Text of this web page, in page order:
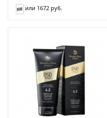
или 1672 руб.